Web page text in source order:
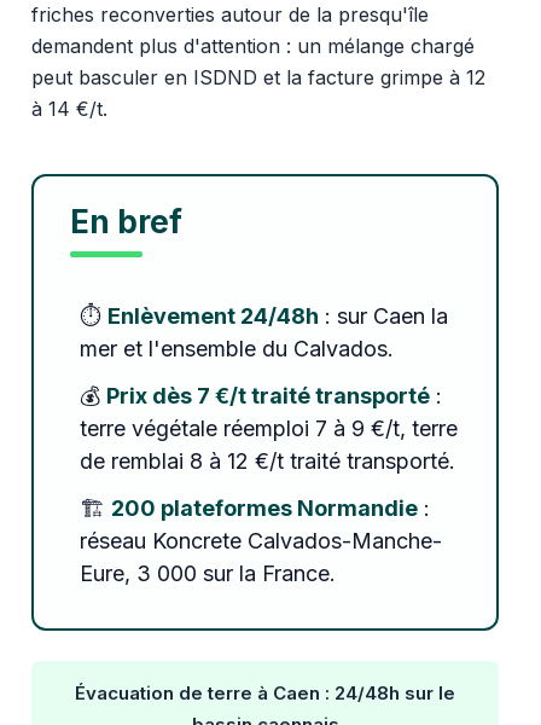
friches reconverties autour de la presqu'île
demandent plus d'attention : un mélange chargé
peut basculer en ISDND et la facture grimpe à 12
à 14 €/t.
En bref
⏱️ Enlèvement 24/48h : sur Caen la
mer et l'ensemble du Calvados.
💰 Prix dès 7 €/t traité transporté:
terre végétale réemploi 7 à 9 €/t, terre
de remblai 8 à 12 €/t traité transporté.
🏗️ 200 plateformes Normandie:
réseau Koncrete Calvados-Manche-
Eure, 3 000 sur la France.
Évacuation de terre à Caen : 24/48h sur le